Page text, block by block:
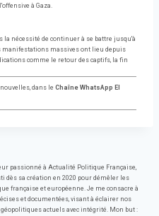
à Gaza.
la nécessité de continuer à se battre jusqu'à
manifestations massives ont lieu depuis
comme le retour des captifs, la fin
dans le Chaîne WhatsApp El
passionné à Actualité Politique Française,
dès sa création en 2020 pour démêler les
française et européenne. Je me consacre à
et documentées, visant à éclairer nos
actuels avec intégrité. Mon but :